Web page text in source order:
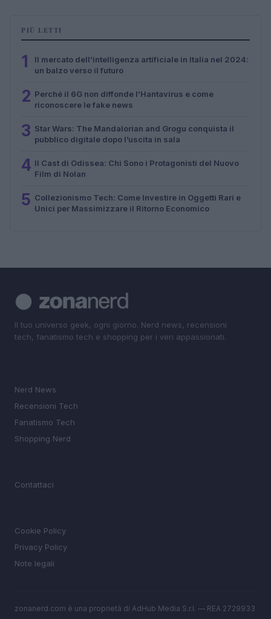
PIÙ LETTI
1
Il mercato dell’intelligenza artificiale in Italia nel 2024:
un balzo verso il futuro
2 Perché il 6G non diffonde l’Hantavirus e come
riconoscere le fake news
3 Star Wars: The Mandalorian and Grogu conquista il
pubblico digitale dopo l’uscita in sala
4 Il Cast di Odissea: Chi Sono i Protagonisti del Nuovo
Film di Nolan
5 Collezionismo Tech: Come Investire in Oggetti Rari e
Unici per Massimizzare il Ritorno Economico
Il tuo universo geek, ogni giorno. Nerd news, recensioni
tech, fanatismo tech e shopping per i veri appassionati.
Nerd News
Recensioni Tech
Fanatismo Tech
Shopping Nerd
Contattaci
Cookie Policy
Privacy Policy
Note legali
zonanerd.com è una proprietà di AdHub Media S.r.l. — REA 2729933